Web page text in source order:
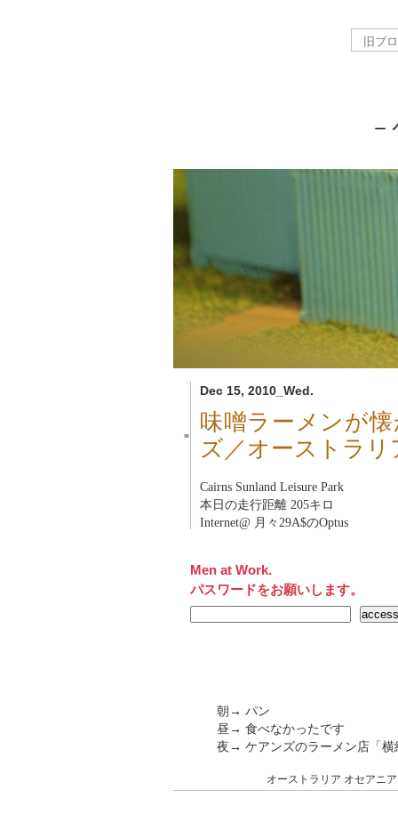
Dec 15, 2010_Wed.
■
味噌ラーメンが
ズ／オーストラリ
Cairns Sunland Leisure Park
本日の走行距離 205キロ
Internet@ 月々29A$のOptus
Men at Work.
パスワードをお願いします。
朝→ パン
昼→ 食べなかったです
夜→ ケアンズのラーメン店「横
オーストラリア オセアニア